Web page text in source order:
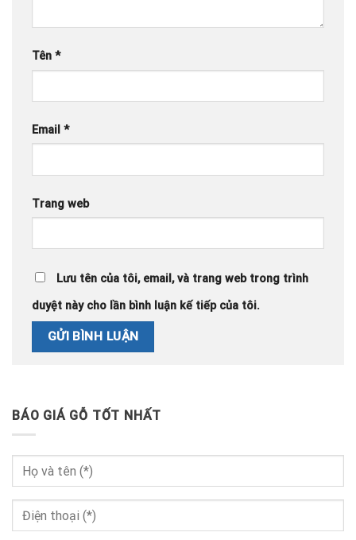
Tên *
Email *
Trang web
Lưu tên của tôi, email, và trang web trong trình
duyệt này cho lần bình luận kế tiếp của tôi.
BÁO GIÁ GỖ TỐT NHẤT